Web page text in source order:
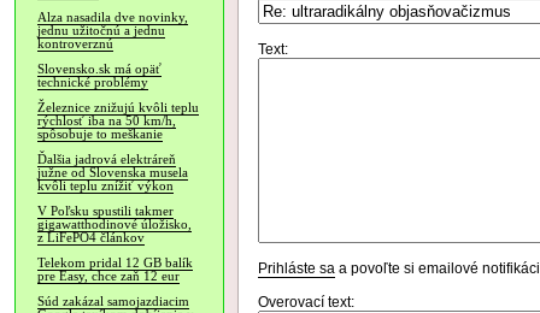
Alza nasadila dve novinky,
jednu užitočnú a jednu
kontroverznú
Slovensko.sk má opäť
technické problémy
Železnice znižujú kvôli teplu
rýchlosť iba na 50 km/h,
spôsobuje to meškanie
Ďalšia jadrová elektráreň
južne od Slovenska musela
kvôli teplu znížiť výkon
V Poľsku spustili takmer
gigawatthodinové úložisko,
z LiFePO4 článkov
Telekom pridal 12 GB balík
pre Easy, chce zaň 12 eur
Súd zakázal samojazdiacim
Text:
Prihláste sa a povoľte si emailové
Overovací text: